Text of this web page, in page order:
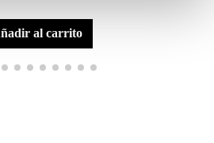
añadir al carrito